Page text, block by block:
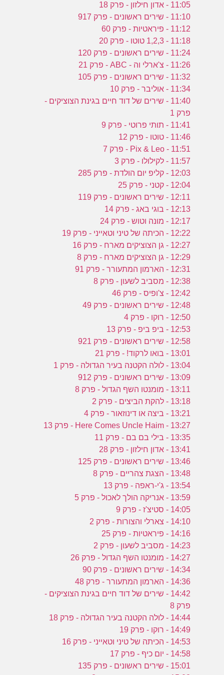
11:05 - אדון חילזון - פרק 18
11:10 - שירים ראשונים - פרק 917
11:12 - פיראטיות - פרק 60
11:18 - 1,2,3 טוטו - פרק 20
11:24 - שירים ראשונים - פרק 120
11:26 - צ'ארלי וה - ABC - פרק 21
11:32 - שירים ראשונים - פרק 105
11:34 - אוליבר - פרק 10
11:40 - שירים של דוד חיים בגינת הצוציקים -
פרק 1
11:41 - תותי פרוטי - פרק 9
11:46 - טוטו - פרק 12
11:51 - Pix & Leo - פרק 7
11:57 - לקילולו - פרק 3
12:03 - קליפ יום הולדת - פרק 285
12:04 - קטני - פרק 25
12:11 - שירים ראשונים - פרק 119
12:13 - בוגי באג - פרק 14
12:17 - מונה וטוש - פרק 24
12:22 - הכיתה של טיני וטאייני - פרק 19
12:27 - גן הצוציקים מארח - פרק 16
12:29 - גן הצוציקים מארח - פרק 8
12:31 - הארמון המתעורר - פרק 91
12:38 - מסביב לשעון - פרק 8
12:42 - צ'ופיס - פרק 46
12:48 - שירים ראשונים - פרק 49
12:50 - רוקו - פרק 4
12:53 - ביפ ביפ - פרק 13
12:58 - שירים ראשונים - פרק 921
13:01 - בואו לרקוד! - פרק 21
13:04 - לולה הקטנה בעיר הגדולה - פרק 1
13:09 - שירים ראשונים - פרק 912
13:11 - מומנטו השף הגדול - פרק 8
13:18 - להקת הביצים - פרק 2
13:21 - ביצה או דינוזאור - פרק 4
13:27 - Here Comes Uncle Haim - פרק 13
13:35 - בילי בם בם - פרק 11
13:41 - אדון חילזון - פרק 28
13:46 - שירים ראשונים - פרק 125
13:48 - הצגת צהריים - פרק 8
13:54 - ג'י-ראפה - פרק 13
13:59 - אנריקה הולך לאכול - פרק 5
14:05 - סטיצ'ז - פרק 9
14:10 - צארלי והצורות - פרק 2
14:16 - פיראטיות - פרק 25
14:23 - מסביב לשעון - פרק 2
14:27 - מומנטו השף הגדול - פרק 26
14:34 - שירים ראשונים - פרק 90
14:36 - הארמון המתעורר - פרק 48
14:42 - שירים של דוד חיים בגינת הצוציקים -
פרק 8
14:44 - לולה הקטנה בעיר הגדולה - פרק 18
14:49 - רוקו - פרק 19
14:53 - הכיתה של טיני וטאייני - פרק 16
14:58 - יום כיף - פרק 17
15:01 - שירים ראשונים - פרק 135